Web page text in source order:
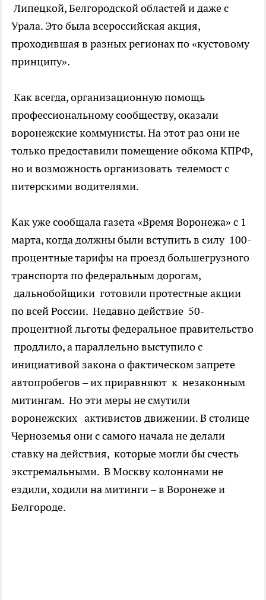
Липецкой, Белгородской областей и даже с
Урала. Это была всероссийская акция,
проходившая в разных регионах по «кустовому
принципу».
Как всегда, организационную помощь
профессиональному сообществу, оказали
воронежские коммунисты. На этот раз они не
только предоставили помещение обкома КПРФ,
но и возможность организовать телемост с
питерскими водителями.
Как уже сообщала газета «Время Воронежа» с 1
марта, когда должны были вступить в силу 100-
процентные тарифы на проезд большегрузного
транспорта по федеральным дорогам,
дальнобойщики готовили протестные акции
по всей России. Недавно действие 50-
процентной льготы федеральное правительство
продлило, а параллельно выступило с
инициативой закона о фактическом запрете
автопробегов – их приравняют к незаконным
митингам. Но эти меры не смутили
воронежских активистов движении. В столице
Черноземья они с самого начала не делали
ставку на действия, которые могли бы счесть
экстремальными. В Москву колоннами не
ездили, ходили на митинги – в Воронеже и
Белгороде.